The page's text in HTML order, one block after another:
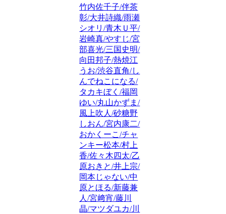
竹内佐千子/伴茶
彰/大井詩織/雨瀬
シオリ/青木Ｕ平/
岩崎真/やすじ/宮
部喜光/三国史明/
向田邦子/熱焼江
うお/渋谷直角/し
んでねこになる/
タカキぼく/福岡
ゆい/丸山かずま/
風上吹人/砂糖野
しおん/宮内康二/
おかくーこ/チャ
ンキー松本/村上
香/佐々木四太/乙
原おきと/井上宗/
岡本じゃない/中
原とほる/新藤兼
人/宮﨑宵/藤川
晶/マツダユカ/川